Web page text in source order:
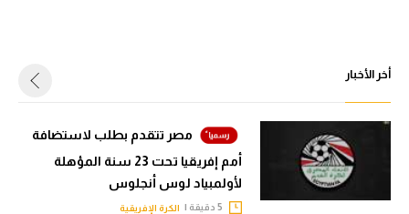
أخر الأخبار
مصر تتقدم بطلب لاستضافة
أمم إفريقيا تحت 23 سنة المؤهلة
لأولمبياد لوس أنجلوس
الكرة الإفريقية